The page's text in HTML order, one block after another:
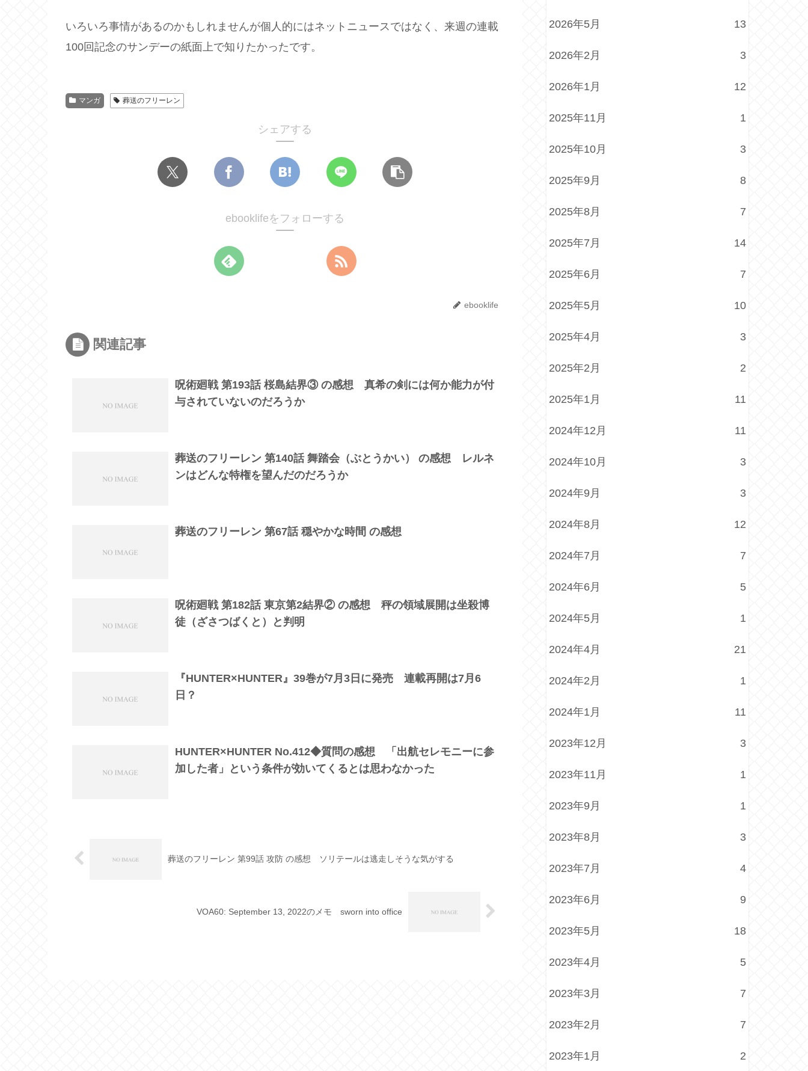
いろいろ事情があるのかもしれませんが個人的にはネットニュースではなく、来週の連載
100回記念のサンデーの紙面上で知りたかったです。
マンガ 葬送のフリーレン
シェアする
ebooklifeをフォローする
ebooklife
関連記事
呪術廻戦 第193話 桜島結界③ の感想 真希の剣には何か能力が付
与されていないのだろうか
葬送のフリーレン 第140話 舞踏会（ぶとうかい） の感想 レルネ
ンはどんな特権を望んだのだろうか
葬送のフリーレン 第67話 穏やかな時間 の感想
呪術廻戦 第182話 東京第2結界② の感想 秤の領域展開は坐殺博
徒（ざさつばくと）と判明
『HUNTER×HUNTER』39巻が7月3日に発売 連載再開は7月6
日？
HUNTER×HUNTER No.412◆質問の感想 「出航セレモニーに参
加した者」という条件が効いてくるとは思わなかった
葬送のフリーレン 第99話 攻防 の感想 ソリテールは逃走しそうな気がする
VOA60: September 13, 2022のメモ sworn into office
2026年5月 13
2026年2月 3
2026年1月 12
2025年11月 1
2025年10月 3
2025年9月 8
2025年8月 7
2025年7月 14
2025年6月 7
2025年5月 10
2025年4月 3
2025年2月 2
2025年1月 11
2024年12月 11
2024年10月 3
2024年9月 3
2024年8月 12
2024年7月 7
2024年6月 5
2024年5月 1
2024年4月 21
2024年2月 1
2024年1月 11
2023年12月 3
2023年11月 1
2023年9月 1
2023年8月 3
2023年7月 4
2023年6月 9
2023年5月 18
2023年4月 5
2023年3月 7
2023年2月 7
2023年1月 2